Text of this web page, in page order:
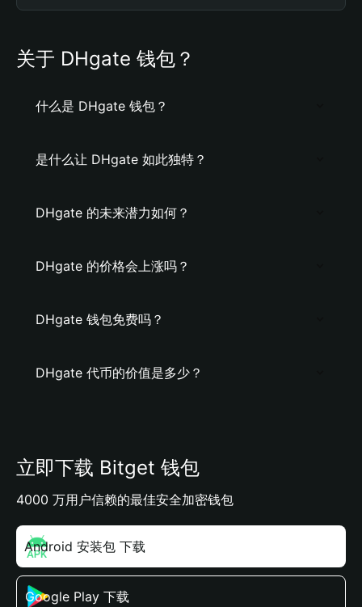
关于 DHgate 钱包？
什么是 DHgate 钱包？
是什么让 DHgate 如此独特？
DHgate 的未来潜力如何？
DHgate 的价格会上涨吗？
DHgate 钱包免费吗？
DHgate 代币的价值是多少？
立即下载 Bitget 钱包
4000 万用户信赖的最佳安全加密钱包
Android 安装包 下载
Google Play 下载